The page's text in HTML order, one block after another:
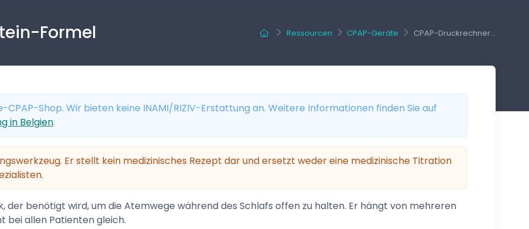
Ressourcen CPAP-Geräte CPAP-Druckrechner...
Formel
CPAP-Shop. Wir bieten keine INAMI/RIZIV-Erstattung an. Weitere Informationen finden Sie auf
in Belgien.
Er stellt kein medizinisches Rezept dar und ersetzt weder eine medizinische Titration
der benötigt wird, um die Atemwege während des Schlafs offen zu halten. Er hängt von mehreren
bei allen Patienten gleich.